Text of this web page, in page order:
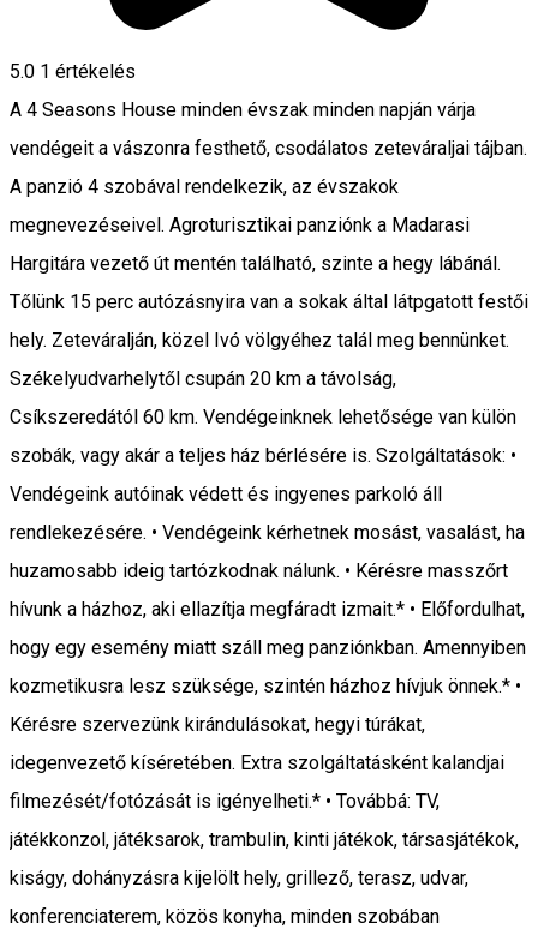
5.0 1 értékelés
A 4 Seasons House minden évszak minden napján várja
vendégeit a vászonra festhető, csodálatos zeteváraljai tájban.
A panzió 4 szobával rendelkezik, az évszakok
megnevezéseivel. Agroturisztikai panziónk a Madarasi
Hargitára vezető út mentén található, szinte a hegy lábánál.
Tőlünk 15 perc autózásnyira van a sokak által látpgatott festői
hely. Zeteváralján, közel Ivó völgyéhez talál meg bennünket.
Székelyudvarhelytől csupán 20 km a távolság,
Csíkszeredától 60 km. Vendégeinknek lehetősége van külön
szobák, vagy akár a teljes ház bérlésére is. Szolgáltatások: •
Vendégeink autóinak védett és ingyenes parkoló áll
rendlekezésére. • Vendégeink kérhetnek mosást, vasalást, ha
huzamosabb ideig tartózkodnak nálunk. • Kérésre masszőrt
hívunk a házhoz, aki ellazítja megfáradt izmait.* • Előfordulhat,
hogy egy esemény miatt száll meg panziónkban. Amennyiben
kozmetikusra lesz szüksége, szintén házhoz hívjuk önnek.* •
Kérésre szervezünk kirándulásokat, hegyi túrákat,
idegenvezető kíséretében. Extra szolgáltatásként kalandjai
filmezését/fotózását is igényelheti.* • Továbbá: TV,
játékkonzol, játéksarok, trambulin, kinti játékok, társasjátékok,
kiságy, dohányzásra kijelölt hely, grillező, terasz, udvar,
konferenciaterem, közös konyha, minden szobában